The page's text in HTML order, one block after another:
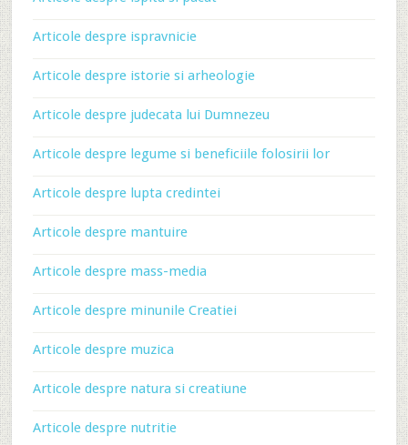
Articole despre ispravnicie
Articole despre istorie si arheologie
Articole despre judecata lui Dumnezeu
Articole despre legume si beneficiile folosirii lor
Articole despre lupta credintei
Articole despre mantuire
Articole despre mass-media
Articole despre minunile Creatiei
Articole despre muzica
Articole despre natura si creatiune
Articole despre nutritie